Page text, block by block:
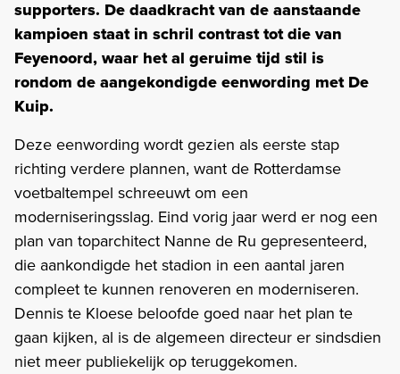
supporters. De daadkracht van de aanstaande
kampioen staat in schril contrast tot die van
Feyenoord, waar het al geruime tijd stil is
rondom de aangekondigde eenwording met De
Kuip.
Deze eenwording wordt gezien als eerste stap
richting verdere plannen, want de Rotterdamse
voetbaltempel schreeuwt om een
moderniseringsslag. Eind vorig jaar werd er nog een
plan van toparchitect Nanne de Ru gepresenteerd,
die aankondigde het stadion in een aantal jaren
compleet te kunnen renoveren en moderniseren.
Dennis te Kloese beloofde goed naar het plan te
gaan kijken, al is de algemeen directeur er sindsdien
niet meer publiekelijk op teruggekomen.